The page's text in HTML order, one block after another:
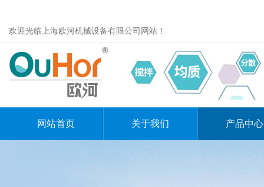
欢迎光临上海欧河机械设备有限公司网站！
网站首页 关于我们 产品中心